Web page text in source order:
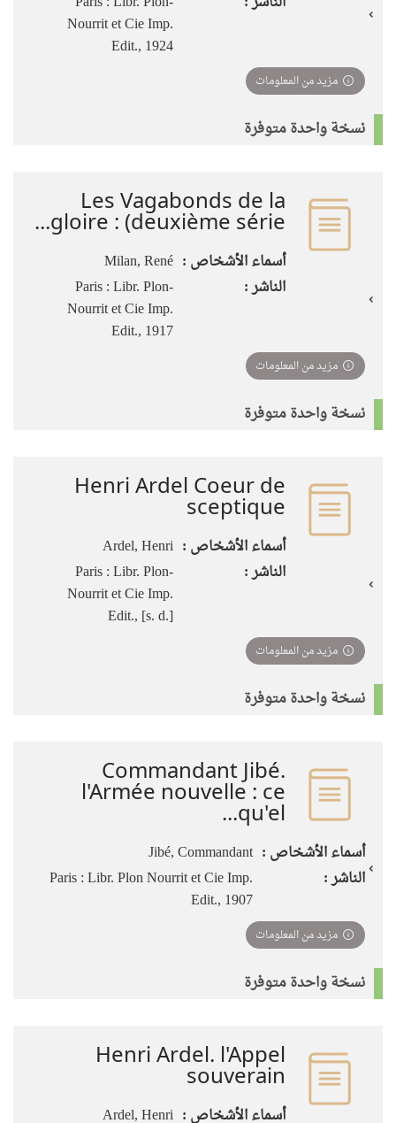
Nourrit et Cie Imp.
Edit., 1924
مزيد من المعلومات
نسخة واحدة متوفرة
Les Vagabonds de la
gloire : (deuxième série...
أسماء الأشخاص : Milan, René
الناشر :
Paris : Libr. Plon-
Nourrit et Cie Imp.
Edit., 1917
مزيد من المعلومات
نسخة واحدة متوفرة
Henri Ardel Coeur de
sceptique
أسماء الأشخاص : Ardel, Henri
الناشر :
Paris : Libr. Plon-
Nourrit et Cie Imp.
Edit., [s. d.]
مزيد من المعلومات
نسخة واحدة متوفرة
Commandant Jibé.
l'Armée nouvelle : ce
qu'el...
أسماء الأشخاص : Jibé, Commandant
الناشر :
Paris : Libr. Plon Nourrit et Cie Imp.
Edit., 1907
مزيد من المعلومات
نسخة واحدة متوفرة
Henri Ardel. l'Appel
souverain
أسماء الأشخاص : Ardel, Henri